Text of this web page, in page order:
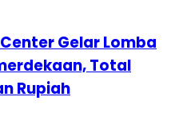
Gelar Lomba
Total
Rupiah